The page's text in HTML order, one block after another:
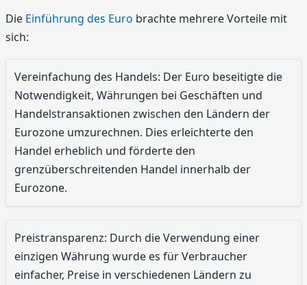
Die Einführung des Euro brachte mehrere Vorteile mit
sich:
Vereinfachung des Handels: Der Euro beseitigte die
Notwendigkeit, Währungen bei Geschäften und
Handelstransaktionen zwischen den Ländern der
Eurozone umzurechnen. Dies erleichterte den
Handel erheblich und förderte den
grenzüberschreitenden Handel innerhalb der
Eurozone.
Preistransparenz: Durch die Verwendung einer
einzigen Währung wurde es für Verbraucher
einfacher, Preise in verschiedenen Ländern zu